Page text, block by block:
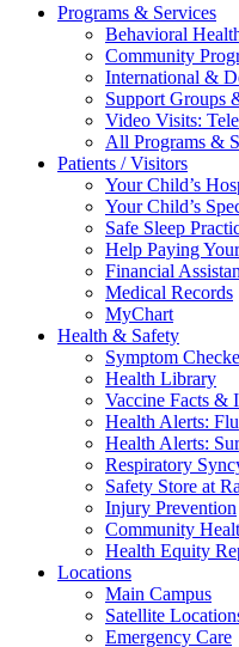
Programs & Services
Behavioral
Community
International &
Support Groups
Video Visits:
All Programs &
Patients / Visitors
Your Child’s
Your Child’s
Safe Sleep
Help Paying
Financial
Medical Records
MyChart
Health & Safety
Symptom
Health Library
Vaccine Facts &
Health Alerts: Flu
Health Alerts:
Respiratory
Safety Store at
Injury Prevention
Community
Health Equity
Locations
Main Campus
Satellite
Emergency Care